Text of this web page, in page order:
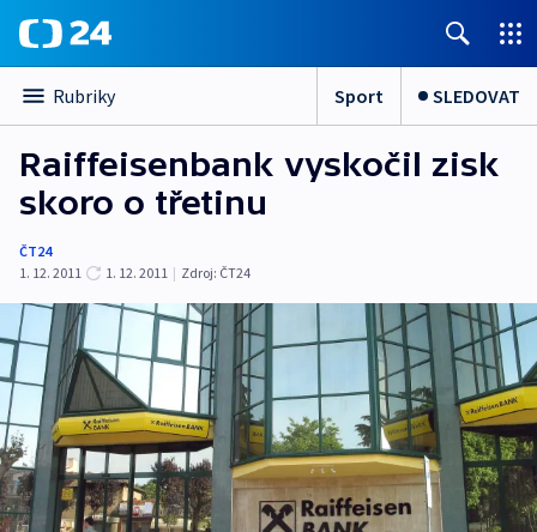
Rubriky Sport SLEDOVAT
Raiffeisenbank vyskočil zisk
skoro o třetinu
ČT24
1. 12. 2011
1. 12. 2011 | Zdroj: ČT24